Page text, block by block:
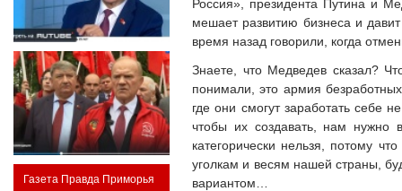
Газета Правда Приморья
Россия», президента Путина и
мешает развитию бизнеса и
время назад говорили, когда
Знаете, что Медведев сказал?
понимали, это армия
где они смогут заработать себе
чтобы их создавать, нам нужно
категорически нельзя, потому
уголкам и весям нашей страны,
вариантом…